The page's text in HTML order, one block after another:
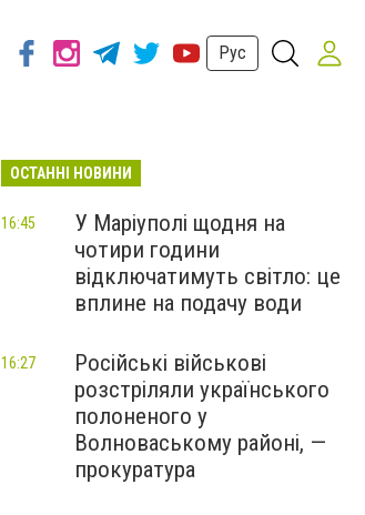
Рус
ОСТАННІ НОВИНИ
У Маріуполі щодня на
чотири години
відключатимуть світло: це
вплине на подачу води
16:45
Російські військові
розстріляли українського
полоненого у
Волноваському районі, —
прокуратура
16:27